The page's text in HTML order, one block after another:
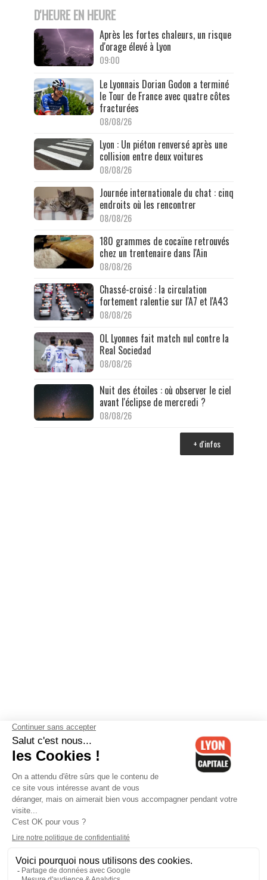
D'HEURE EN HEURE
Après les fortes chaleurs, un risque
d'orage élevé à Lyon
09:00
Le Lyonnais Dorian Godon a terminé
le Tour de France avec quatre côtes
fracturées
08/08/26
Lyon : Un piéton renversé après une
collision entre deux voitures
08/08/26
Journée internationale du chat : cinq
endroits où les rencontrer
08/08/26
180 grammes de cocaïne retrouvés
chez un trentenaire dans l'Ain
08/08/26
Chassé-croisé : la circulation
fortement ralentie sur l'A7 et l'A43
08/08/26
OL Lyonnes fait match nul contre la
Real Sociedad
08/08/26
Nuit des étoiles : où observer le ciel
avant l'éclipse de mercredi ?
08/08/26
+ d'infos
Contactez-nous-Mentions légales-CGV-Politique de